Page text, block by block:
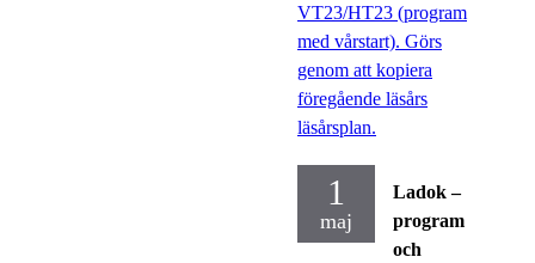
VT23/HT23 (program
med vårstart). Görs
genom att kopiera
föregående läsårs
läsårsplan.
1
maj
Ladok –
program
och